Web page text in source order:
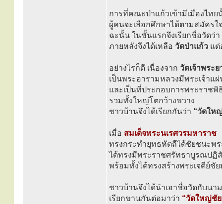
การที่คณะป่าแก้วเข้ามีเมืองไท
ผู้คนจะเลือกศึกษาได้ตามสมัคร
ฉะนั้น ในชั้นแรกจึงเรียกชื่อวัดว่า
ภายหลังจึงได้เหลือ วัดป่าแก้ว แต่
อย่างไรก็ดี เนื่องจาก วัดเจ้าพระย
เป็นพระอารามหลวงมีพระเจ้าแ
และเป็นที่ประกอบการพระราชพิ
รวมทั้งใหญ่โตกว้างขวาง
ชาวบ้านจึงได้เรียกกันว่า “วัดให
เมื่อ สมเด็จพระนเรศวรมหาราช
ทรงกระทำยุทธหัตถีได้ชัยชนะพ
ได้ทรงมีพระราชศรัทธาบูรณป
พร้อมทั้งได้ทรงสร้างพระเจดีย์ชั
ชาวบ้านจึงได้นำเอาชื่อวัดกับนา
เรียกขานกันต่อมาว่า “วัดใหญ่ชั